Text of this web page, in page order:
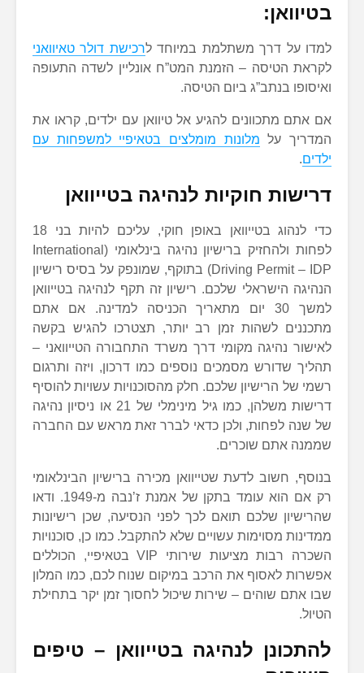
בטיוואן:
למדו על דרך משתלמת במיוחד לרכישת דולר טאיוואני
לקראת הטיסה – הזמנת המט”ח אונליין לשדה התעופה
ואיסופו בנתב”ג ביום הטיסה.
אם אתם מתכוונים להגיע אל טיוואן עם ילדים, קראו את
המדריך על מלונות מומלצים בטאיפיי למשפחות עם
ילדים.
דרישות חוקיות לנהיגה בטייוואן
כדי לנהוג בטייוואן באופן חוקי, עליכם להיות בני 18
לפחות ולהחזיק ברישיון נהיגה בינלאומי (International
Driving Permit – IDP) בתוקף, שמונפק על בסיס רישיון
הנהיגה הישראלי שלכם. רישיון זה תקף לנהיגה בטייוואן
למשך 30 יום מתאריך הכניסה למדינה. אם אתם
מתכננים לשהות זמן רב יותר, תצטרכו להגיש בקשה
לאישור נהיגה מקומי דרך משרד התחבורה הטייוואני –
תהליך שדורש מסמכים נוספים כמו דרכון, ויזה ותרגום
רשמי של הרישיון שלכם. חלק מהסוכנויות עשויות להוסיף
דרישות משלהן, כמו גיל מינימלי של 21 או ניסיון נהיגה
של שנה לפחות, ולכן כדאי לברר זאת מראש עם החברה
שממנה אתם שוכרים.
בנוסף, חשוב לדעת שטייוואן מכירה ברישיון הבינלאומי
רק אם הוא עומד בתקן של אמנת ז’נבה מ-1949. ודאו
שהרישיון שלכם תואם לכך לפני הנסיעה, שכן רישיונות
ממדינות מסוימות עשויים שלא להתקבל. כמו כן, סוכנויות
השכרה רבות מציעות שירותי VIP בטאיפיי, הכוללים
אפשרות לאסוף את הרכב במיקום שנוח לכם, כמו המלון
שבו אתם שוהים – שירות שיכול לחסוך זמן יקר בתחילת
הטיול.
להתכונן לנהיגה בטייוואן – טיפים